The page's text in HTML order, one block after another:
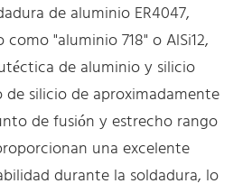
de aluminio ER4047,
"aluminio 718" o AlSi12,
de aluminio y silicio
silicio de aproximadamente
de fusión y estrecho rango
una excelente
durante la soldadura, lo